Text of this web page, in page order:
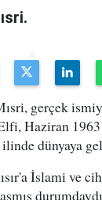
gerçek
Haziran 1963
dünyaya
İslami ve